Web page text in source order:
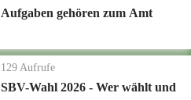
Aufgaben gehören zum Amt
129 Aufrufe
SBV-Wahl 2026 - Wer wählt und